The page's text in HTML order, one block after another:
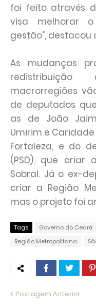
foi feito através
visa melhorar
gestão", destacou
As mudanças
macrorregiões
de deputados
as de João
Umirim e
Fortaleza, e do
(PSD), que criar
Sobral. Já o ex-
criar a Região
mas o projeto foi
Tags Governo do Ceará
Região Metropolitana
Postagem Anterior